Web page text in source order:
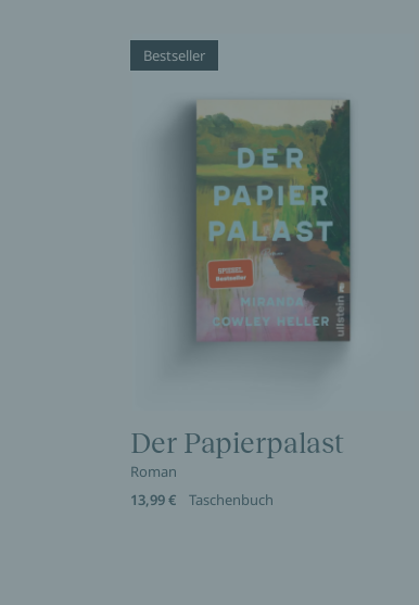
Bestseller
Der Papierpalast
Roman
13,99 €
Taschenbuch